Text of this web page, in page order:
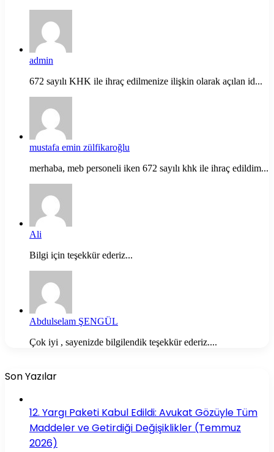
admin
672 sayılı KHK ile ihraç edilmenize ilişkin olarak açılan id...
mustafa emin zülfikaroğlu
merhaba, meb personeli iken 672 sayılı khk ile ihraç edildim...
Ali
Bilgi için teşekkür ederiz...
Abdulselam ŞENGÜL
Çok iyi , sayenizde bilgilendik teşekkür ederiz....
Son Yazılar
12. Yargı Paketi Kabul Edildi: Avukat Gözüyle Tüm
Maddeler ve Getirdiği Değişiklikler (Temmuz
2026)